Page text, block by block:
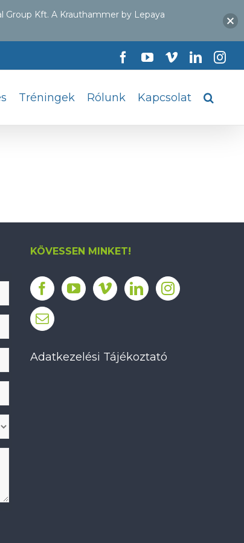
Facebook
YouTube
Vimeo
Tréningek Rólunk Kapcsolat
KÖVESSEN MINKET!
Adatkezelési Tájékoztató
Kft. A Krauthammer by Lepaya